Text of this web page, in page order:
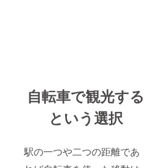
自転車で観光する
という選択
駅の一つや二つの距離であ